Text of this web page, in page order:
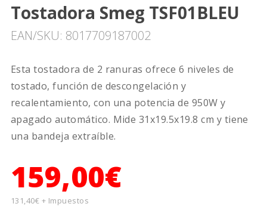
Tostadora Smeg TSF01BLEU
EAN/SKU: 8017709187002
Esta tostadora de 2 ranuras ofrece 6 niveles de
tostado, función de descongelación y
recalentamiento, con una potencia de 950W y
apagado automático. Mide 31x19.5x19.8 cm y tiene
una bandeja extraíble.
159,00€
131,40€ + Impuestos